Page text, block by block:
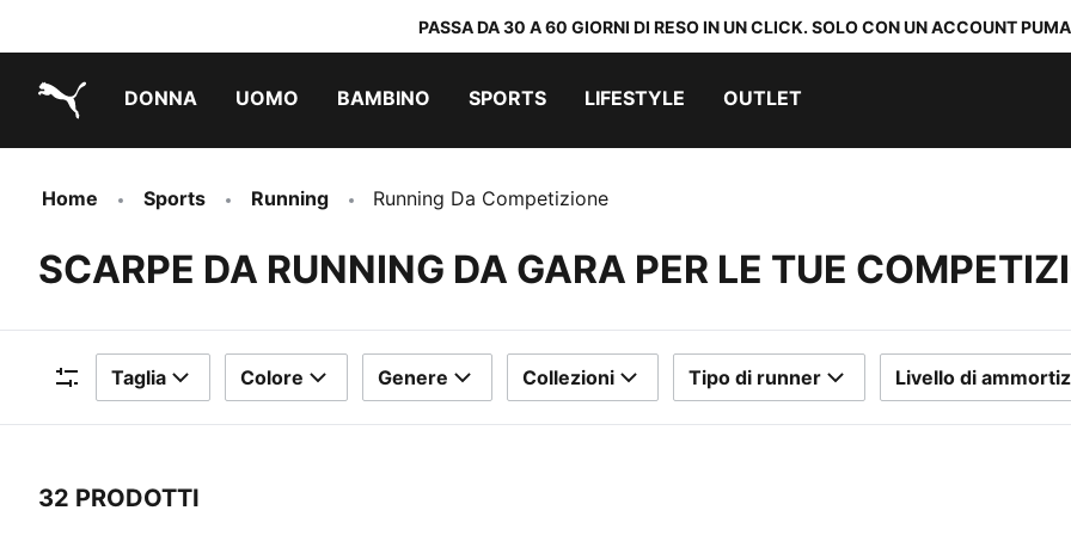
PASSA DA 30 A 60 GIORNI DI RESO IN UN CLICK. SOLO CON UN ACCOUNT
DONNA UOMO BAMBINO SPORTS LIFESTYLE OUTLET
Home Sports Running Running Da Competizione
SCARPE DA RUNNING DA GARA PER LE TUE
Taglia Colore Genere Collezioni Tipo di runner Livello di
32 PRODOTTI